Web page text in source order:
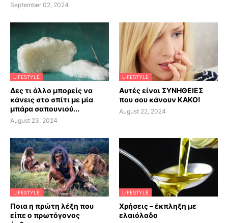
September 02, 2024
LIFESTYLE
Δες τι άλλο μπορείς να
κάνεις στο σπίτι με μία
μπάρα σαπουνιού...
August 23, 2024
LIFESTYLE
Αυτές είναι ΣΥΝΗΘΕΙΕΣ
που σου κάνουν ΚΑΚΟ!
August 22, 2024
LIFESTYLE
Ποια η πρώτη λέξη που
είπε ο πρωτόγονος
LIFESTYLE
Χρήσεις – έκπληξη με
ελαιόλαδο